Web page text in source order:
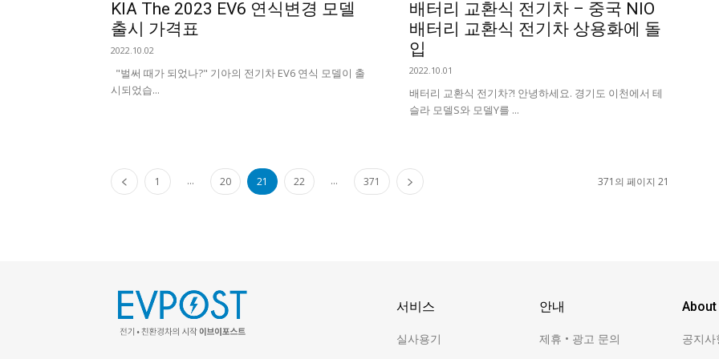
KIA The 2023 EV6 연식변경 모델
출시 가격표
2022.10.02
"벌써 때가 되었나?" 기아의 전기차 EV6 연식 모델이 출
시되었습...
배터리 교환식 전기차 – 중국 NIO
배터리 교환식 전기차 상용화에 돌
입
2022.10.01
배터리 교환식 전기차?! 안녕하세요. 경기도 이천에서 테
슬라 모델S와 모델Y를 ...
1 ... 20 21 22 ... 371 371의 페이지 21
서비스
실사용기
안내
제휴 • 광고 문의
About
공지사